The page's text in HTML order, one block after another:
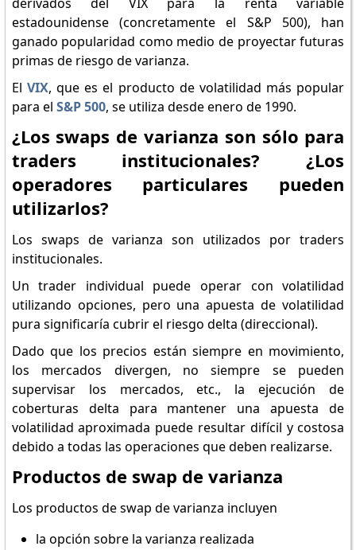
estadounidense (concretamente el S&P 500), han
ganado popularidad como medio de proyectar futuras
primas de riesgo de varianza.
El VIX, que es el producto de volatilidad más popular
para el S&P 500, se utiliza desde enero de 1990.
¿Los swaps de varianza son sólo para
traders institucionales? ¿Los
operadores particulares pueden
utilizarlos?
Los swaps de varianza son utilizados por traders
institucionales.
Un trader individual puede operar con volatilidad
utilizando opciones, pero una apuesta de volatilidad
pura significaría cubrir el riesgo delta (direccional).
Dado que los precios están siempre en movimiento,
los mercados divergen, no siempre se pueden
supervisar los mercados, etc., la ejecución de
coberturas delta para mantener una apuesta de
volatilidad aproximada puede resultar difícil y costosa
debido a todas las operaciones que deben realizarse.
Productos de swap de varianza
Los productos de swap de varianza incluyen
la opción sobre la varianza realizada